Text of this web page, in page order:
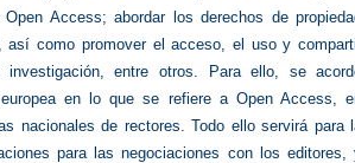
Access; abordar los derechos de
como promover el acceso, el uso y
entre otros. Para ello, se
en lo que se refiere a Open Access,
nacionales de rectores. Todo ello servirá para
para las negociaciones con los editores,